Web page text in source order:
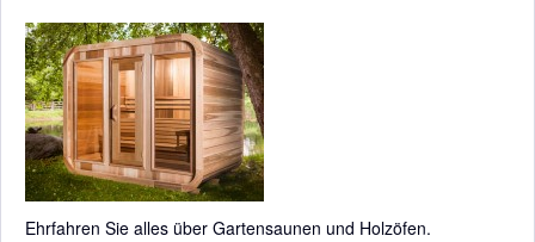
Ehrfahren Sie alles über Gartensaunen und Holzöfen.